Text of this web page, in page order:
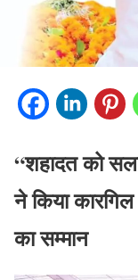
“शहादत को
ने किया
का सम्मान